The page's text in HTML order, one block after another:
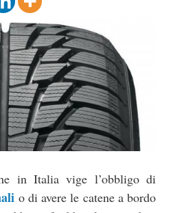
in Italia vige l’obbligo di
o di avere le catene a bordo